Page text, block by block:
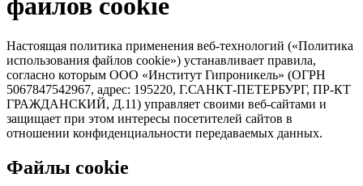
файлов cookie
Настоящая политика применения веб-технологий («Политика
использования файлов cookie») устанавливает правила,
согласно которым ООО «Институт Гипроникель» (ОГРН
5067847542967, адрес: 195220, Г.САНКТ-ПЕТЕРБУРГ, ПР-КТ
ГРАЖДАНСКИЙ, Д.11) управляет своими веб-сайтами и
защищает при этом интересы посетителей сайтов в
отношении конфиденциальности передаваемых данных.
Файлы cookie